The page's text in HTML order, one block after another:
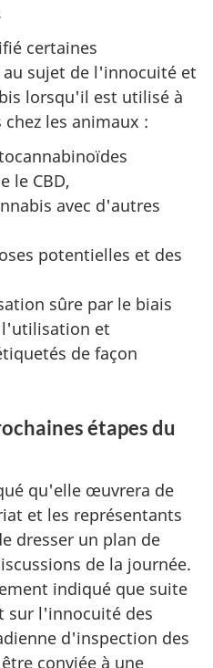
certaines
sujet de l'innocuité et
lorsqu'il est utilisé à
les animaux :
le CBD,
avec d'autres
potentielles et des
sûre par le biais
et
de façon
étapes du
qu'elle œuvrera de
et les représentants
dresser un plan de
de la journée.
indiqué que suite
sur l'innocuité des
d'inspection des
conviée à une